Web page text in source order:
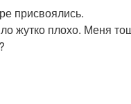
присвоялись.
жутко плохо. Меня